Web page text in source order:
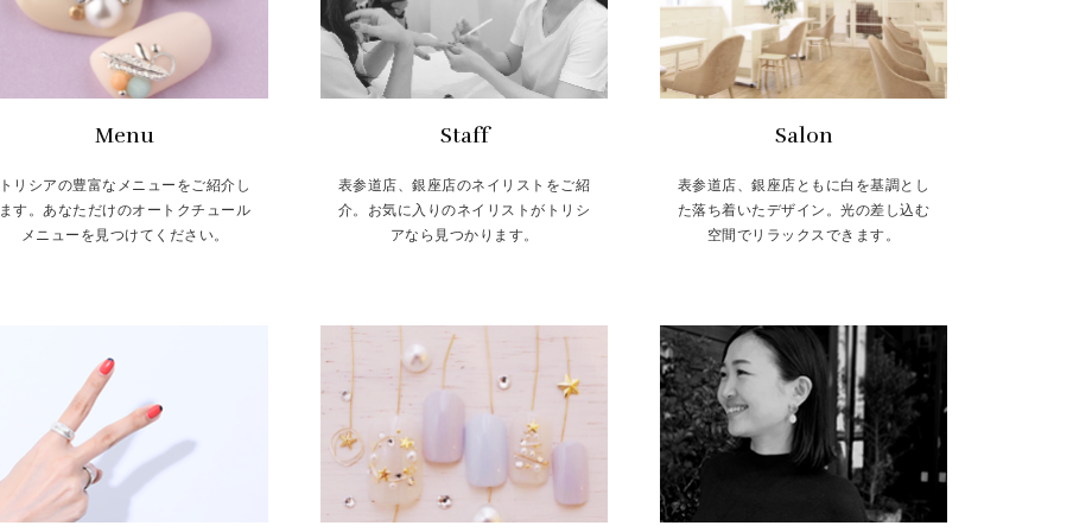
Menu
トリシアの豊富なメニューをご紹介し
ます。あなただけのオートクチュール
メニューを見つけてください。
Staff
表参道店、銀座店のネイリストをご紹
介。お気に入りのネイリストがトリシ
アなら見つかります。
Salon
表参道店、銀座店ともに白を基調とし
た落ち着いたデザイン。光の差し込む
空間でリラックスできます。